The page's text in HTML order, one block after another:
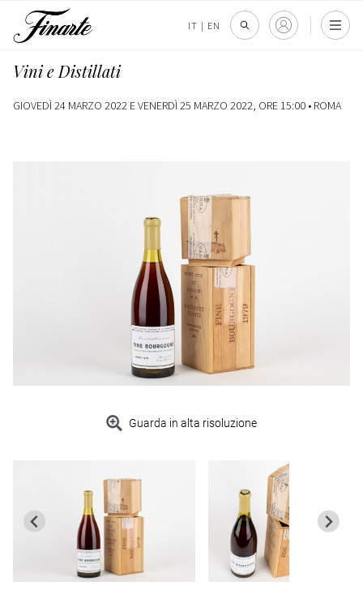
IT | EN
Vini e Distillati
GIOVEDÌ 24 MARZO 2022 E VENERDÌ 25 MARZO 2022, ORE 15:00 • ROMA
Guarda in alta risoluzione